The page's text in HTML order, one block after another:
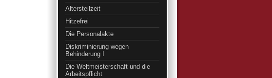
Altersteilzeit
Hitzefrei
Die Personalakte
Diskriminierung wegen
Behinderung I
Die Weltmeisterschaft und die
Arbeitspflicht